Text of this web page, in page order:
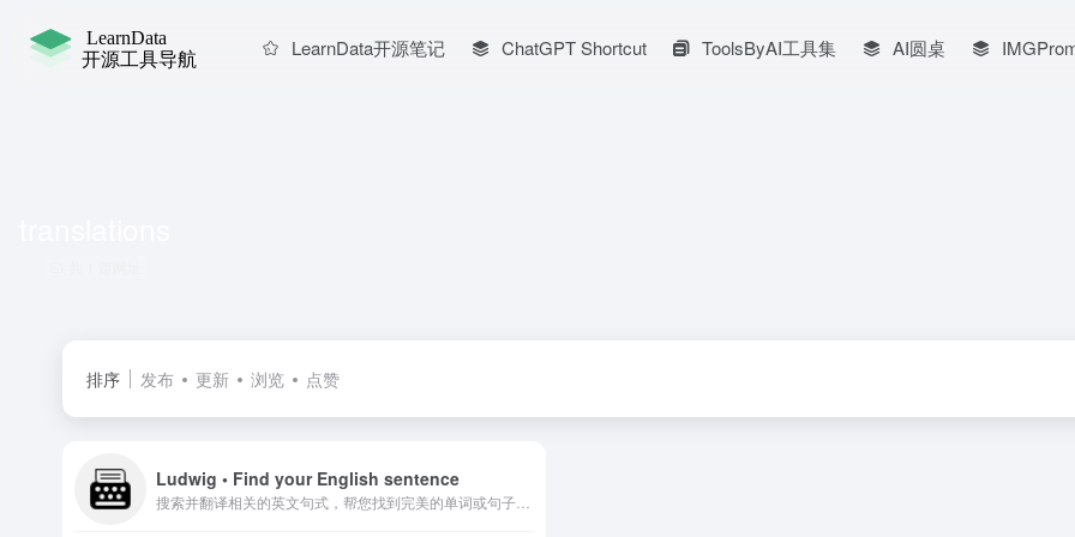
LearnData开源笔记 ChatGPT Shortcut ToolsByAI工具集 AI圆桌
排序 发布 更新 浏览 点赞
Ludwig • Find your English sentence